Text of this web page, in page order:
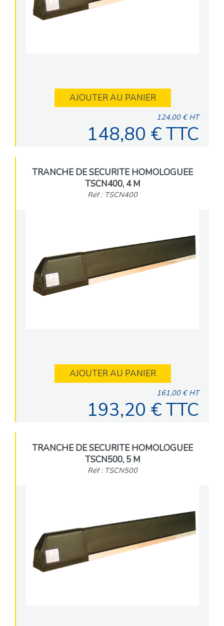
AJOUTER AU PANIER
124,00 € HT
148,80 € TTC
TRANCHE DE SECURITE HOMOLOGUEE
TSCN400, 4 M
Réf : TSCN400
AJOUTER AU PANIER
161,00 € HT
193,20 € TTC
TRANCHE DE SECURITE HOMOLOGUEE
TSCN500, 5 M
Réf : TSCN500